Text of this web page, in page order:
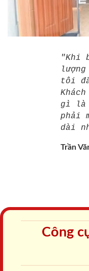
"Khi
tôi
gì là
phải
dài
Trần
Công